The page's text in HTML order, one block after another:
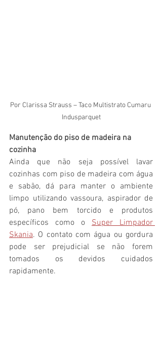
Por Clarissa Strauss – Taco Multistrato Cumaru
Indusparquet
Manutenção do piso de madeira na
cozinha
Ainda que não seja possível lavar
cozinhas com piso de madeira com água
e sabão, dá para manter o ambiente
limpo utilizando vassoura, aspirador de
pó, pano bem torcido e produtos
específicos como o Super Limpador
Skania. O contato com água ou gordura
pode ser prejudicial se não forem
tomados os devidos cuidados
rapidamente.